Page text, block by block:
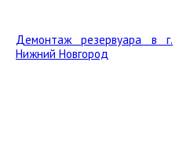
Демонтаж резервуара в г.
Нижний Новгород